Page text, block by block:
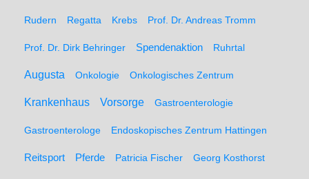
Rudern Regatta Krebs Prof. Dr. Andreas Tromm
Prof. Dr. Dirk Behringer Spendenaktion Ruhrtal
Augusta Onkologie Onkologisches Zentrum
Krankenhaus Vorsorge Gastroenterologie
Gastroenterologe Endoskopisches Zentrum Hattingen
Reitsport Pferde Patricia Fischer Georg Kosthorst